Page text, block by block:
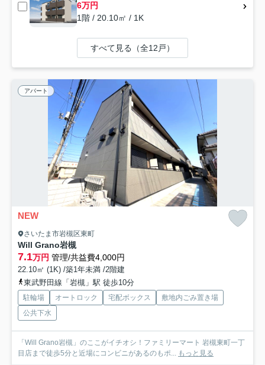
6万円
1階 / 20.10㎡ / 1K
すべて見る（全12戸）
アパート
NEW
さいたま市岩槻区東町
Will Grano岩槻
7.1万円 管理/共益費4,000円
22.10㎡ (1K) /築1年未満 /2階建
東武野田線「岩槻」駅 徒歩10分
駐輪場 オートロック 宅配ボックス
敷地内ごみ置き場
公共下水
「Will Grano岩槻」のここがイチオシ！ファミリーマート 岩槻東町一丁
目店まで徒歩5分と近場にコンビニがあるのもポ... もっと見る